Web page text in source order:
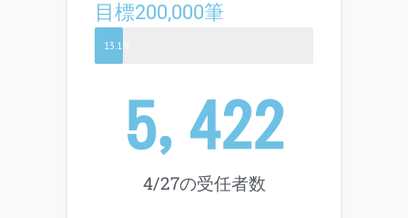
目標200,000筆
13.1%
4/27の受任者数
5,422